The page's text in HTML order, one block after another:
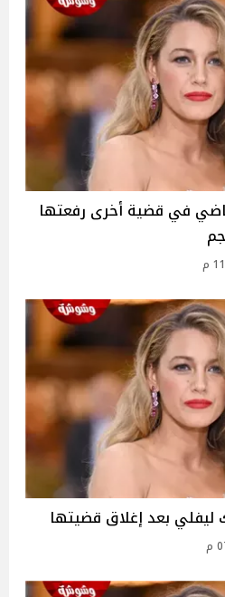
في قضية أخرى رفعتها
بعد إغلاق قضيتها